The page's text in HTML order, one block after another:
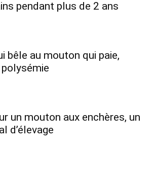
pendant plus de 2 ans
bêle au mouton qui paie,
polysémie
un mouton aux enchères, un
d’élevage